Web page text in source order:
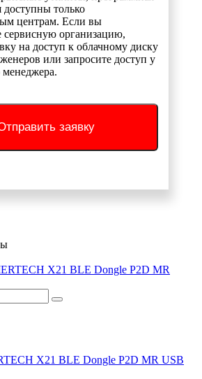
доступны только
центрам. Если вы
сервисную организацию,
на доступ к облачному диску
или запросите доступ у
заявку
X21 BLE Dongle P2D MR USB